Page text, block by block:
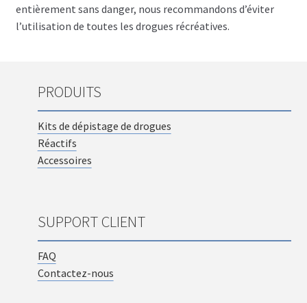
entièrement sans danger, nous recommandons d’éviter
l’utilisation de toutes les drogues récréatives.
PRODUITS
Kits de dépistage de drogues
Réactifs
Accessoires
SUPPORT CLIENT
FAQ
Contactez-nous